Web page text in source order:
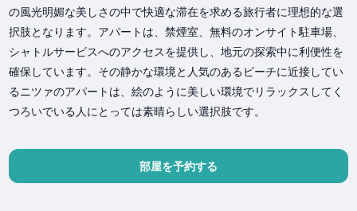
の風光明媚な美しさの中で快適な滞在を求める旅行者に理想的な選
択肢となります。アパートは、禁煙室、無料のオンサイト駐車場、
シャトルサービスへのアクセスを提供し、地元の探索中に利便性を
確保しています。その静かな環境と人気のあるビーチに近接してい
るニツァのアパートは、絵のように美しい環境でリラックスしてく
つろいでいる人にとっては素晴らしい選択肢です。
部屋を予約する